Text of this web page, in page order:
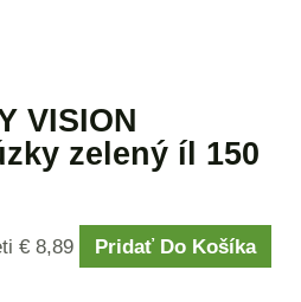
VISION
zelený íl 150
€ 8,89 Pridať Do Košíka